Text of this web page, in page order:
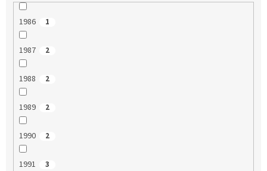
1986 1
1987 2
1988 2
1989 2
1990 2
1991 3